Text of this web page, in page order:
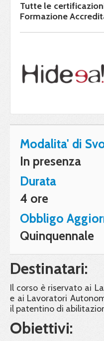
Tutte le
Formazione
Modalita' di
In presenza
Durata
4 ore
Obbligo
Quinquennale
Destinatari:
Il corso è riservato ai
e ai Lavoratori
il patentino di
Obiettivi: